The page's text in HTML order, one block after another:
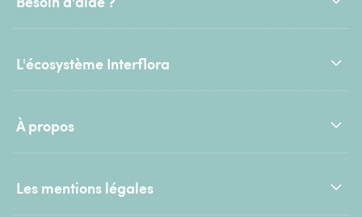
L'écosystème Interflora
À propos
Les mentions légales